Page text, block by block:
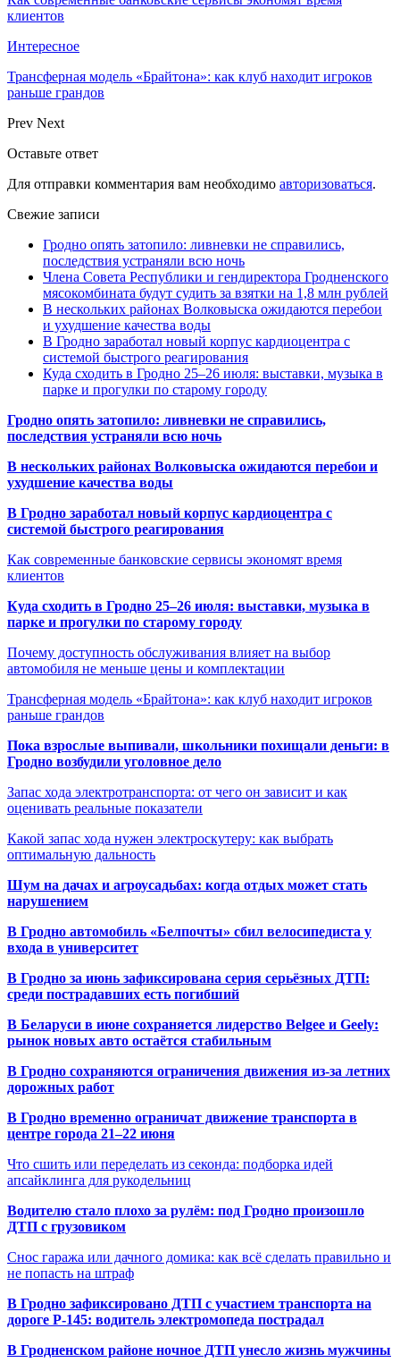
клиентов
Интересное
Трансферная модель «Брайтона»: как клуб находит игроков
раньше грандов
Prev Next
Оставьте ответ
Для отправки комментария вам необходимо авторизоваться.
Свежие записи
Гродно опять затопило: ливневки не справились,
последствия устраняли всю ночь
Члена Совета Республики и гендиректора Гродненского
мясокомбината будут судить за взятки на 1,8 млн рублей
В нескольких районах Волковыска ожидаются перебои
и ухудшение качества воды
В Гродно заработал новый корпус кардиоцентра с
системой быстрого реагирования
Куда сходить в Гродно 25–26 июля: выставки, музыка в
парке и прогулки по старому городу
Гродно опять затопило: ливневки не справились,
последствия устраняли всю ночь
В нескольких районах Волковыска ожидаются перебои и
ухудшение качества воды
В Гродно заработал новый корпус кардиоцентра с
системой быстрого реагирования
Как современные банковские сервисы экономят время
клиентов
Куда сходить в Гродно 25–26 июля: выставки, музыка в
парке и прогулки по старому городу
Почему доступность обслуживания влияет на выбор
автомобиля не меньше цены и комплектации
Трансферная модель «Брайтона»: как клуб находит игроков
раньше грандов
Пока взрослые выпивали, школьники похищали деньги: в
Гродно возбудили уголовное дело
Запас хода электротранспорта: от чего он зависит и как
оценивать реальные показатели
Какой запас хода нужен электроскутеру: как выбрать
оптимальную дальность
Шум на дачах и агроусадьбах: когда отдых может стать
нарушением
В Гродно автомобиль «Белпочты» сбил велосипедиста у
входа в университет
В Гродно за июнь зафиксирована серия серьёзных ДТП:
среди пострадавших есть погибший
В Беларуси в июне сохраняется лидерство Belgee и Geely:
рынок новых авто остаётся стабильным
В Гродно сохраняются ограничения движения из-за летних
дорожных работ
В Гродно временно ограничат движение транспорта в
центре города 21–22 июня
Что сшить или переделать из секонда: подборка идей
апсайклинга для рукодельниц
Водителю стало плохо за рулём: под Гродно произошло
ДТП с грузовиком
Снос гаража или дачного домика: как всё сделать правильно и
не попасть на штраф
В Гродно зафиксировано ДТП с участием транспорта на
дороге Р-145: водитель электромопеда пострадал
В Гродненском районе ночное ДТП унесло жизнь мужчины